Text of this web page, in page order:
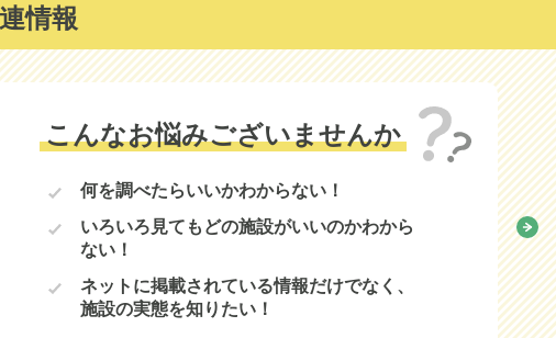
情報
こんなお悩みございませんか
何を調べたらいいかわからない！
いろいろ見てもどの施設がいいのかわから
ない！
ネットに掲載されている情報だけでなく、
施設の実態を知りたい！